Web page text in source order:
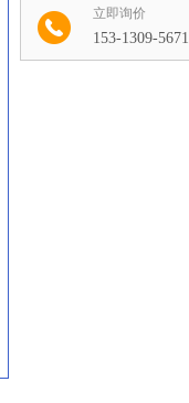
立即询价
153-1309-5671